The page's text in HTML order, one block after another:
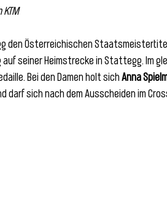
den Österreichischen Staatsmeistertitel
auf seiner Heimstrecke in Stattegg. Im
Bei den Damen holt sich Anna
darf sich nach dem Ausscheiden im